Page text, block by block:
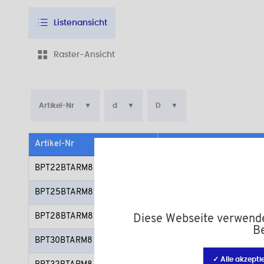
Listenansicht
Raster-Ansicht
Artikel-Nr d D
Artikel-Nr
BPT22BTARM8
BPT25BTARM8
BPT28BTARM8 Polyamid (PA)
BPT30BTARM8
Diese Webseite
✓ Alle